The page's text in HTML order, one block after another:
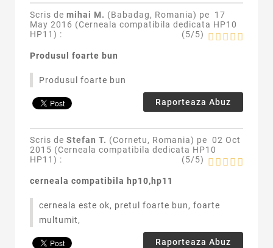
Scris de mihai M. (Babadag, Romania) pe 17
May 2016 (Cerneala compatibila dedicata HP10
HP11 ) : (5/5)
Produsul foarte bun
Produsul foarte bun
Raporteaza Abuz
Scris de Stefan T. (Cornetu, Romania) pe 02 Oct
2015 (Cerneala compatibila dedicata HP10
HP11 ) : (5/5)
cerneala compatibila hp10,hp11
cerneala este ok, pretul foarte bun, foarte
multumit,
Raporteaza Abuz